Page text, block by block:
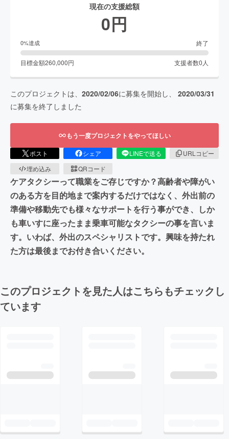
現在の支援総額
0円
0%達成 終了
目標金額260,000円 支援者数0 人
このプロジェクトは、 2020/02/06に募集を開始し、 2020/03/31
に募集を終了しました
もう一度プロジェクトをやってほしい
ポスト シェア LINEで送る
URLコピー
埋め込み
QRコード
ケアタクシーって職業をご存じですか？高齢者や障がい
のある方を目的地まで案内するだけではなく、外出前の
準備や移動先でも様々なサポートを行う事ができ、しか
も車いすに座ったまま乗車可能なタクシーの事を言いま
す。いわば、外出のスペシャリストです。興味を持たれ
た方は最後までお付き合いください。
このプロジェクトを見た人はこちらもチェックし
ています